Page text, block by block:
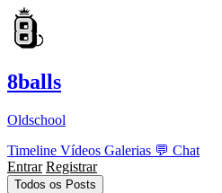
8balls
Oldschool
Timeline Vídeos Galerias 💬 Chat
Entrar Registrar
Todos os Posts